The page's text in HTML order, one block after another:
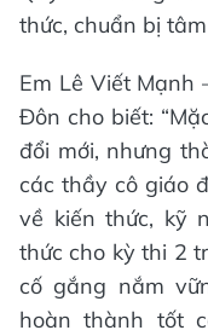
thức, chuẩn bị
Em Lê Viết Mạnh
Đôn cho biết:
đổi mới, nhưng
các thầy cô giáo
về kiến thức, kỹ
thức cho kỳ thi 2
cố gắng nắm
hoàn thành tốt